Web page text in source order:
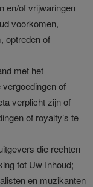
en/of vrijwaringen
voorkomen,
optreden of
met het
of
verplicht zijn of
of royalty’s te
die rechten
tot Uw Inhoud;
en muzikanten